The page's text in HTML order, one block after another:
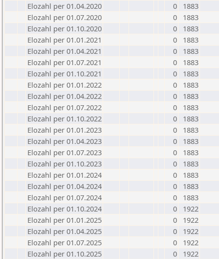
Elozahl per 01.04.2020
0
1883
Elozahl per 01.07.2020
0
1883
Elozahl per 01.10.2020
0
1883
Elozahl per 01.01.2021
0
1883
Elozahl per 01.04.2021
0
1883
Elozahl per 01.07.2021
0
1883
Elozahl per 01.10.2021
0
1883
Elozahl per 01.01.2022
0
1883
Elozahl per 01.04.2022
0
1883
Elozahl per 01.07.2022
0
1883
Elozahl per 01.10.2022
0
1883
Elozahl per 01.01.2023
0
1883
Elozahl per 01.04.2023
0
1883
Elozahl per 01.07.2023
0
1883
Elozahl per 01.10.2023
0
1883
Elozahl per 01.01.2024
0
1883
Elozahl per 01.04.2024
0
1883
Elozahl per 01.07.2024
0
1883
Elozahl per 01.10.2024
0
1922
Elozahl per 01.01.2025
0
1922
Elozahl per 01.04.2025
0
1922
Elozahl per 01.07.2025
0
1922
Elozahl per 01.10.2025
0
1922